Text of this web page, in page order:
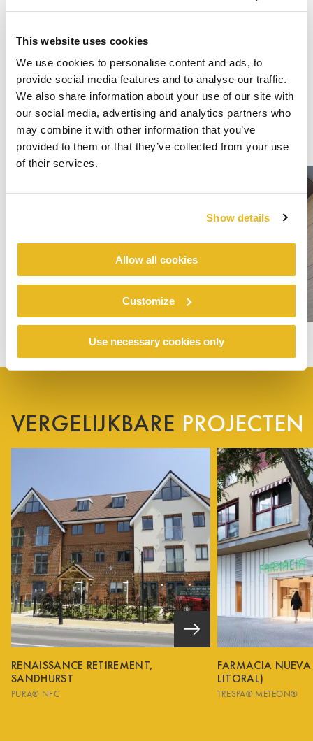
This website uses cookies
We use cookies to personalise content and ads, to
provide social media features and to analyse our traffic.
We also share information about your use of our site with
our social media, advertising and analytics partners who
may combine it with other information that you’ve
provided to them or that they’ve collected from your use
of their services.
Show details
Allow all cookies
Customize
Use necessary cookies only
VERGELIJKBARE PROJECTEN
RENAISSANCE RETIREMENT,
SANDHURST
PURA® NFC
FARMACIA
LITORAL)
TRESPA® METEON®